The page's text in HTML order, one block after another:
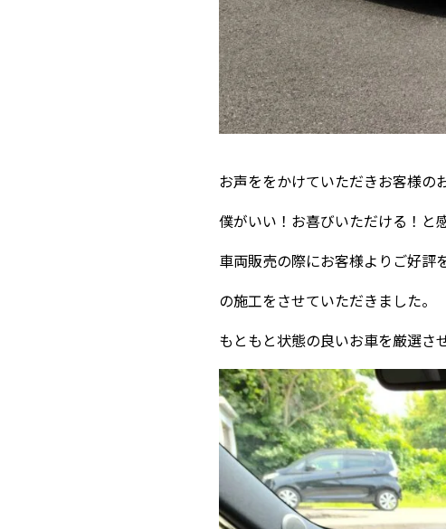
お声ををかけていただきお客様の
僕がいい！お喜びいただける！と
車両販売の際にお客様よりご好評
の施工をさせていただきました。
もともと状態の良いお車を厳選さ